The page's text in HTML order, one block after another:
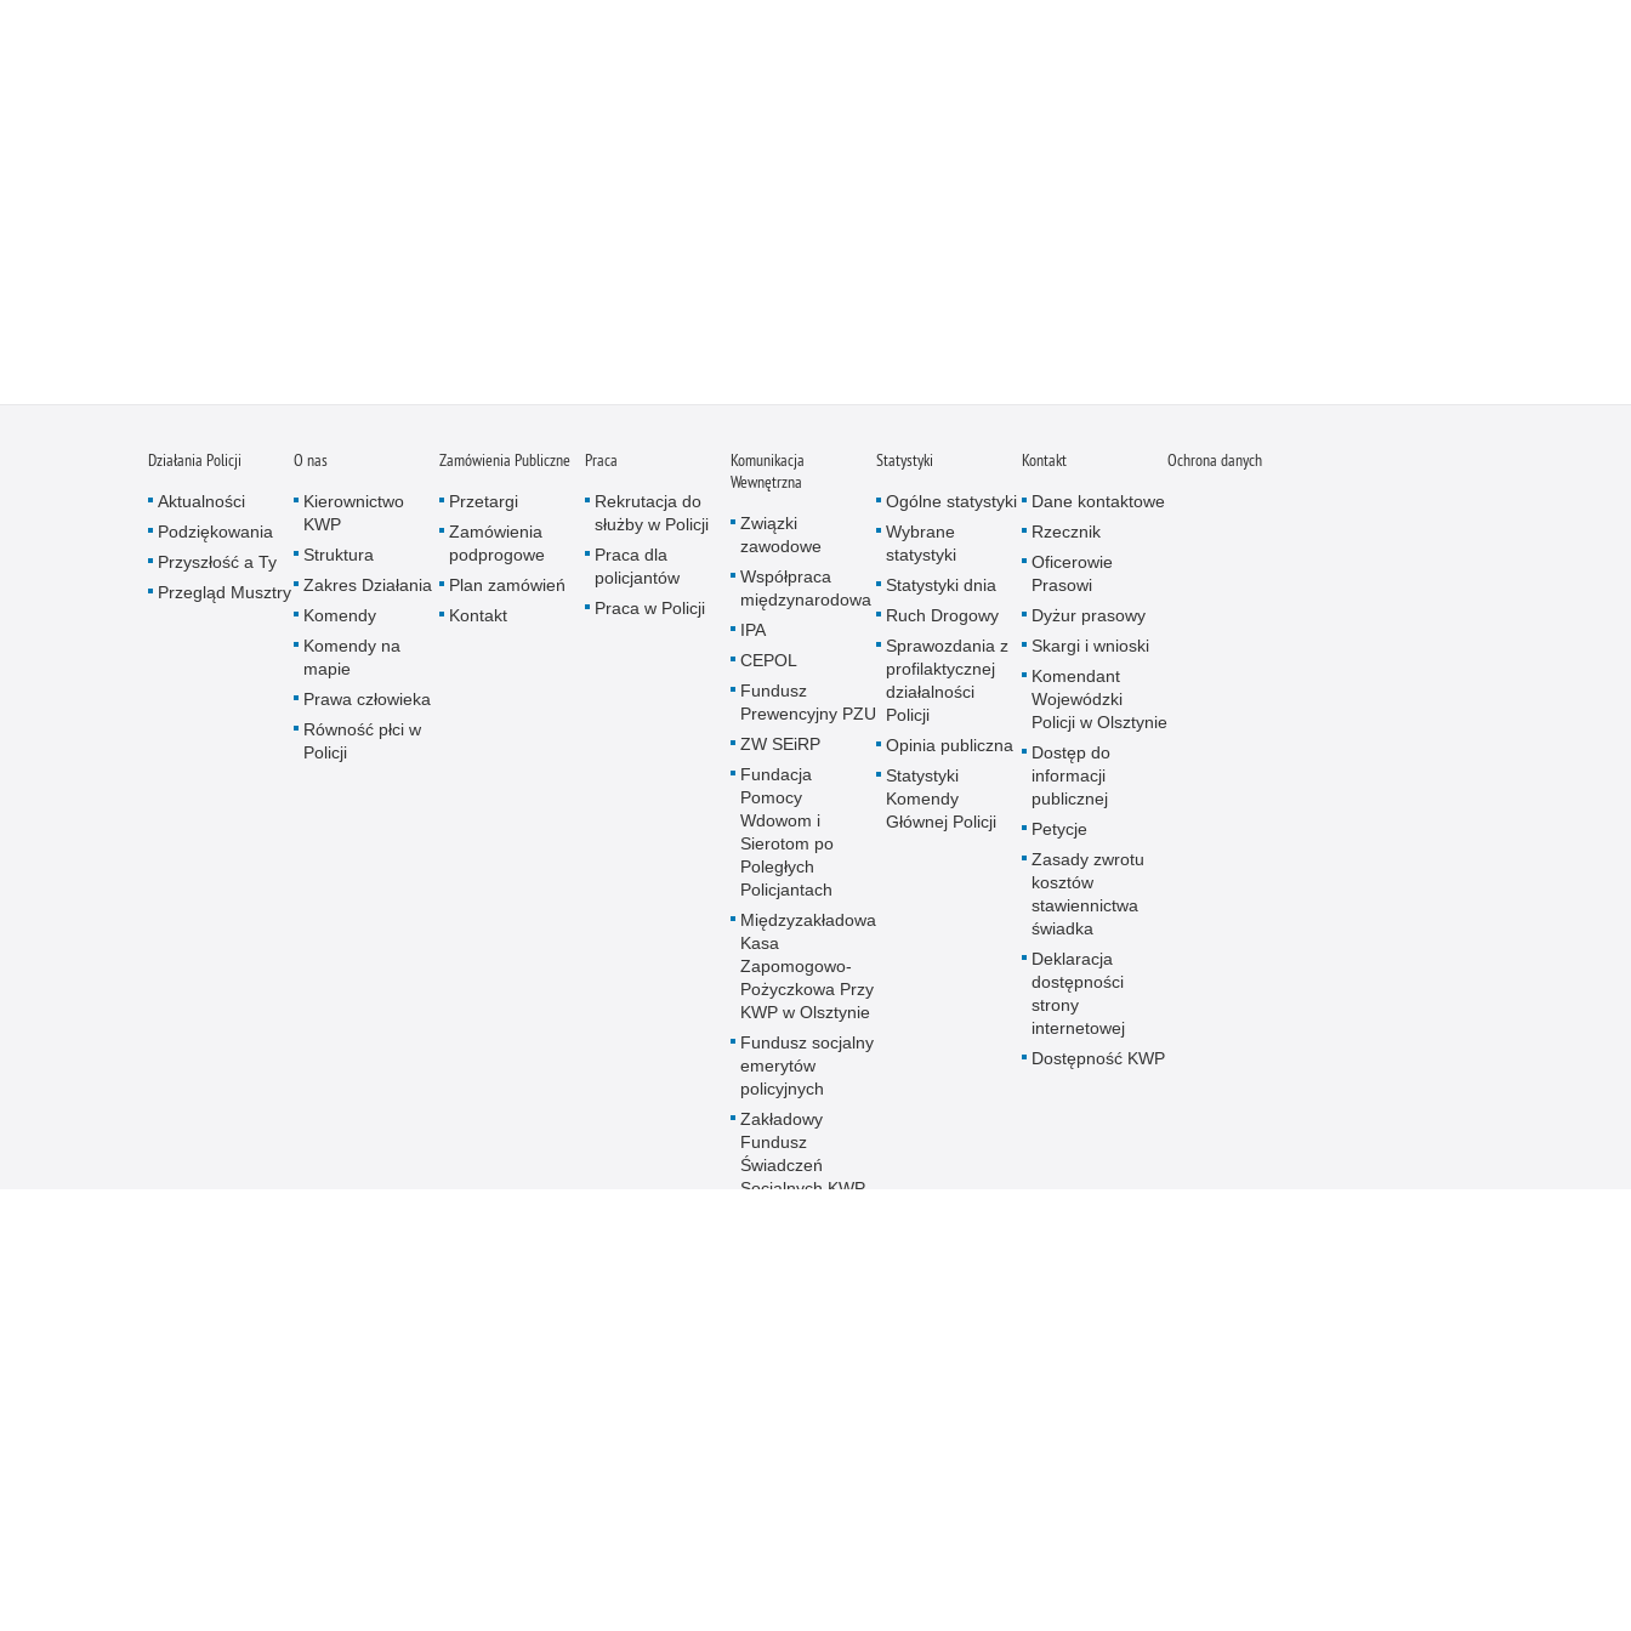
Działania Policji
Aktualności
Podziękowania
Przyszłość a Ty
Przegląd Musztry
O nas
Kierownictwo
KWP
Struktura
Zakres Działania
Komendy
Komendy na
mapie
Prawa człowieka
Równość płci w
Policji
Zamówienia Publiczne
Przetargi
Zamówienia
podprogowe
Plan zamówień
Kontakt
Praca
Rekrutacja do
służby w Policji
Praca dla
policjantów
Praca w Policji
Komunikacja
Wewnętrzna
Związki
zawodowe
Współpraca
międzynarodowa
IPA
CEPOL
Fundusz
Prewencyjny PZU
ZW SEiRP
Fundacja
Pomocy
Wdowom i
Sierotom po
Poległych
Policjantach
Międzyzakładowa
Kasa
Zapomogowo-
Pożyczkowa Przy
KWP w Olsztynie
Fundusz socjalny
emerytów
policyjnych
Zakładowy
Fundusz
Świadczeń
Socjalnych KWP
Statystyki
Ogólne statystyki
Wybrane
statystyki
Statystyki dnia
Ruch Drogowy
Sprawozdania z
profilaktycznej
działalności
Policji
Opinia publiczna
Statystyki
Komendy
Głównej Policji
Kontakt
Dane kontaktowe
Rzecznik
Oficerowie
Prasowi
Dyżur prasowy
Skargi i wnioski
Komendant
Wojewódzki
Policji w Olsztynie
Dostęp do
informacji
publicznej
Petycje
Zasady zwrotu
kosztów
stawiennictwa
świadka
Deklaracja
dostępności
strony
internetowej
Dostępność KWP
Ochrona danych